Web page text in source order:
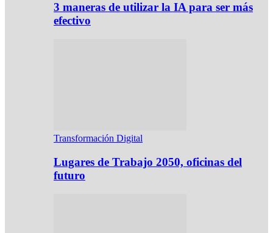
3 maneras de utilizar la IA para ser más
efectivo
Transformación Digital
Lugares de Trabajo 2050, oficinas del
futuro